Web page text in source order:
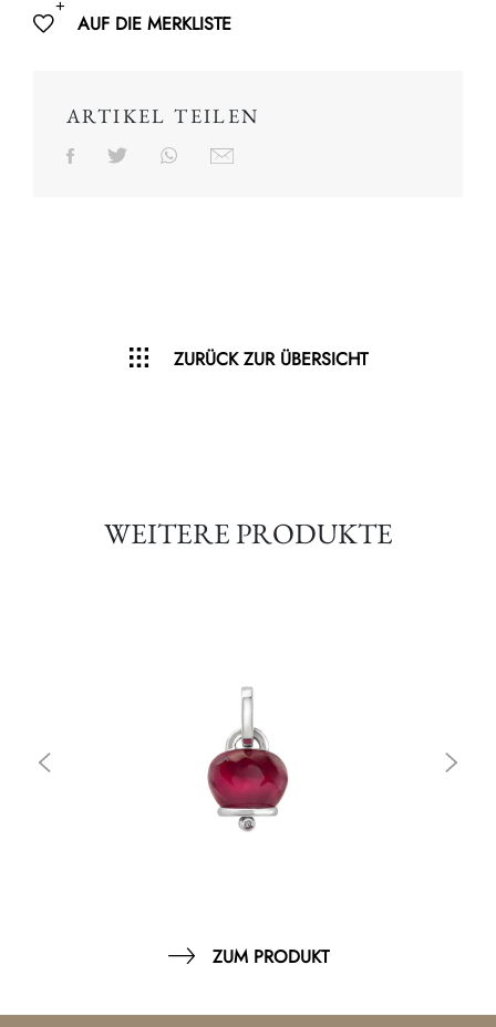
AUF DIE MERKLISTE
ARTIKEL TEILEN
ZURÜCK ZUR ÜBERSICHT
WEITERE PRODUKTE
ZUM PRODUKT